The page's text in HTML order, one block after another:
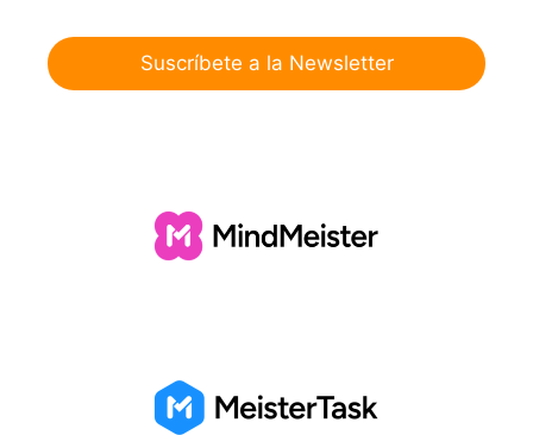
Suscríbete a la Newsletter